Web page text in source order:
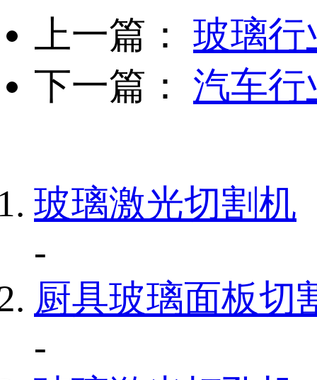
上一篇： 玻璃
下一篇：
汽车
玻璃激光切割机
-
厨具玻璃面板切
-